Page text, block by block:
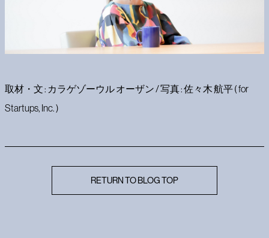
取材・文 : カラゲゾーウル オーザン / 写真 : 佐々木 航平 ( for
Startups, Inc. )
RETURN TO BLOG TOP